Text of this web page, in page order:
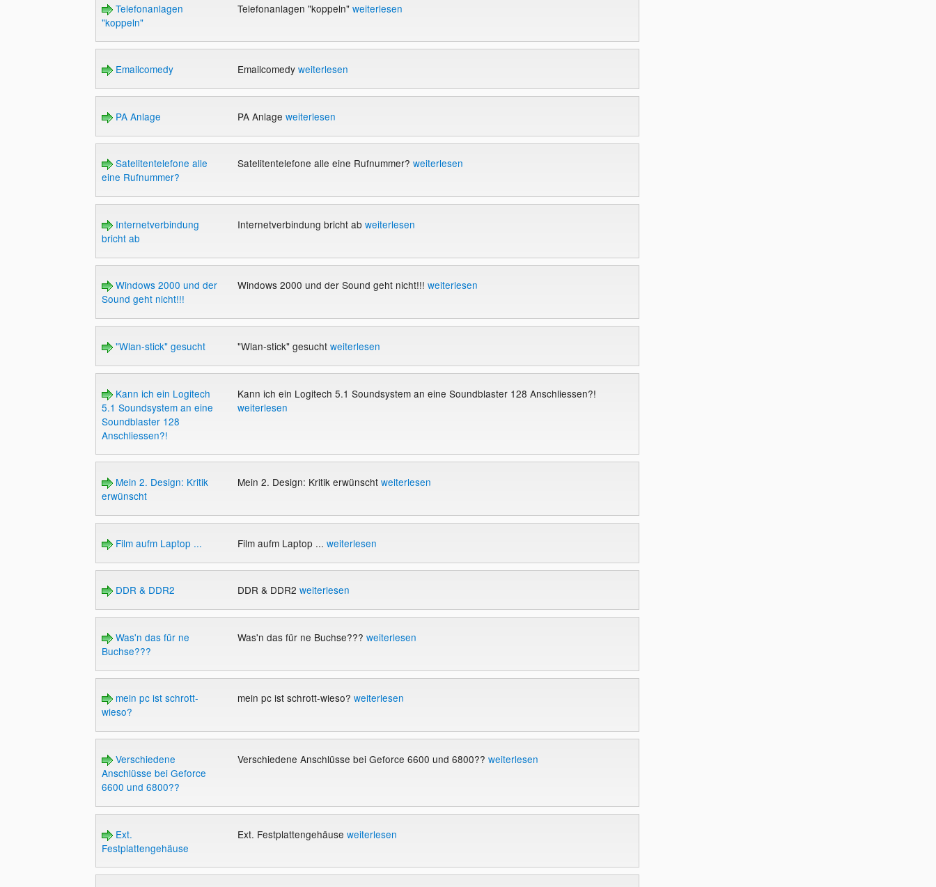
Telefonanlagen
"koppeln"
Telefonanlagen "koppeln" weiterlesen
Emailcomedy Emailcomedy weiterlesen
PA Anlage PA Anlage weiterlesen
Satelitentelefone alle
eine Rufnummer?
Satelitentelefone alle eine Rufnummer? weiterlesen
Internetverbindung
bricht ab
Internetverbindung bricht ab weiterlesen
Windows 2000 und der
Sound geht nicht!!!
Windows 2000 und der Sound geht nicht!!! weiterlesen
"Wlan-stick" gesucht "Wlan-stick" gesucht weiterlesen
Kann ich ein Logitech
5.1 Soundsystem an eine
Soundblaster 128
Anschliessen?!
Kann ich ein Logitech 5.1 Soundsystem an eine Soundblaster 128 Anschliessen?!
weiterlesen
Mein 2. Design: Kritik
erwünscht
Mein 2. Design: Kritik erwünscht weiterlesen
Film aufm Laptop ... Film aufm Laptop ... weiterlesen
DDR & DDR2 DDR & DDR2 weiterlesen
Was'n das für ne
Buchse???
Was'n das für ne Buchse??? weiterlesen
mein pc ist schrott-
wieso?
mein pc ist schrott-wieso? weiterlesen
Verschiedene
Anschlüsse bei Geforce
6600 und 6800??
Verschiedene Anschlüsse bei Geforce 6600 und 6800?? weiterlesen
Ext.
Festplattengehäuse
Ext. Festplattengehäuse weiterlesen